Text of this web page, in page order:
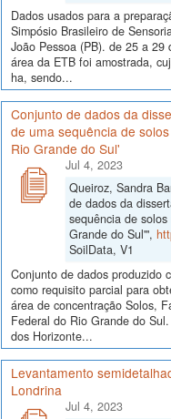
Dados usados para a
Simpósio Brasileiro de
João Pessoa (PB). de 25 a
área da ETB foi amostrada,
ha, sendo...
Conjunto de dados da
de uma sequência de
Rio Grande do Sul'
Jul 4, 2023
Queiroz, Sandra
de dados da
sequência de
Grande do Sul'",
SoilData, V1
Conjunto de dados produzido
como requisito parcial para
área de concentração Solos,
Federal do Rio Grande do
dos Horizonte...
Levantamento
Londrina
Jul 4, 2023